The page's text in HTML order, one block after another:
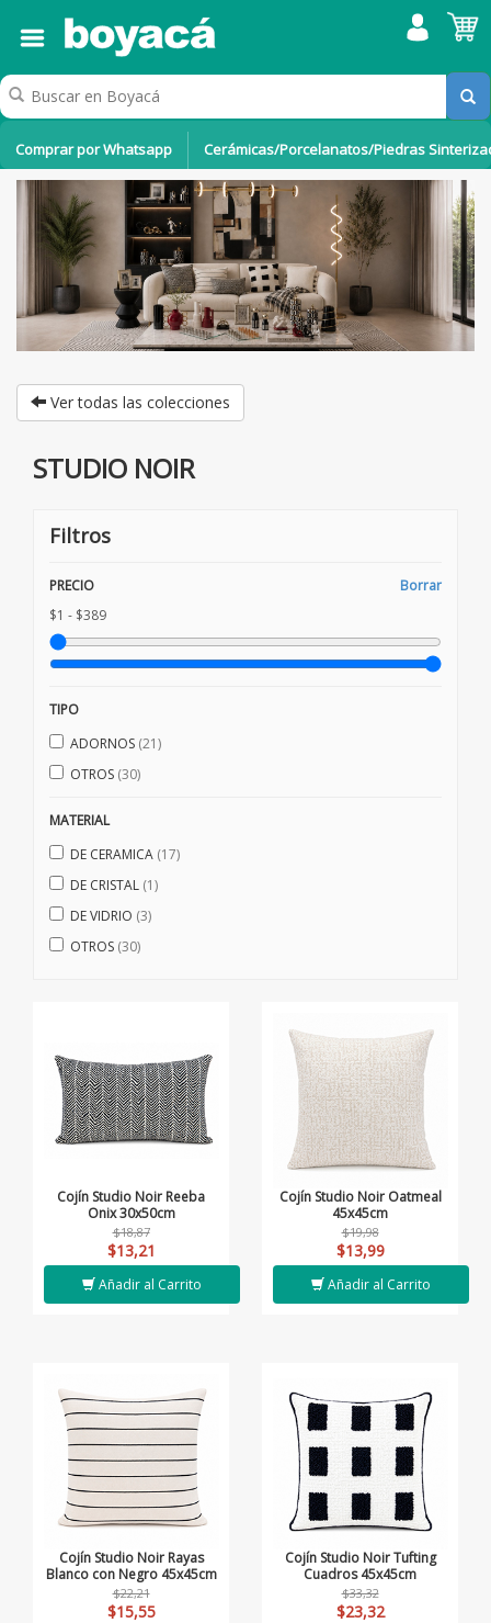
Comprar por Whatsapp Cerámicas/Porcelanatos/Piedras
Ver todas las colecciones
STUDIO NOIR
Filtros
PRECIO
Borrar
$1 - $389
TIPO
ADORNOS (21)
OTROS (30)
MATERIAL
DE CERAMICA (17)
DE CRISTAL (1)
DE VIDRIO (3)
OTROS (30)
Cojín Studio Noir Reeba
Onix 30x50cm
$18,87
$13,21
Añadir al Carrito
Cojín Studio Noir Oatmeal
45x45cm
$19,98
$13,99
Añadir al Carrito
Cojín Studio Noir Rayas
Blanco con Negro 45x45cm
$22,21
$15,55
Cojín Studio Noir Tufting
Cuadros 45x45cm
$33,32
$23,32